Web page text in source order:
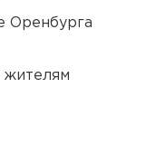
Оренбурга